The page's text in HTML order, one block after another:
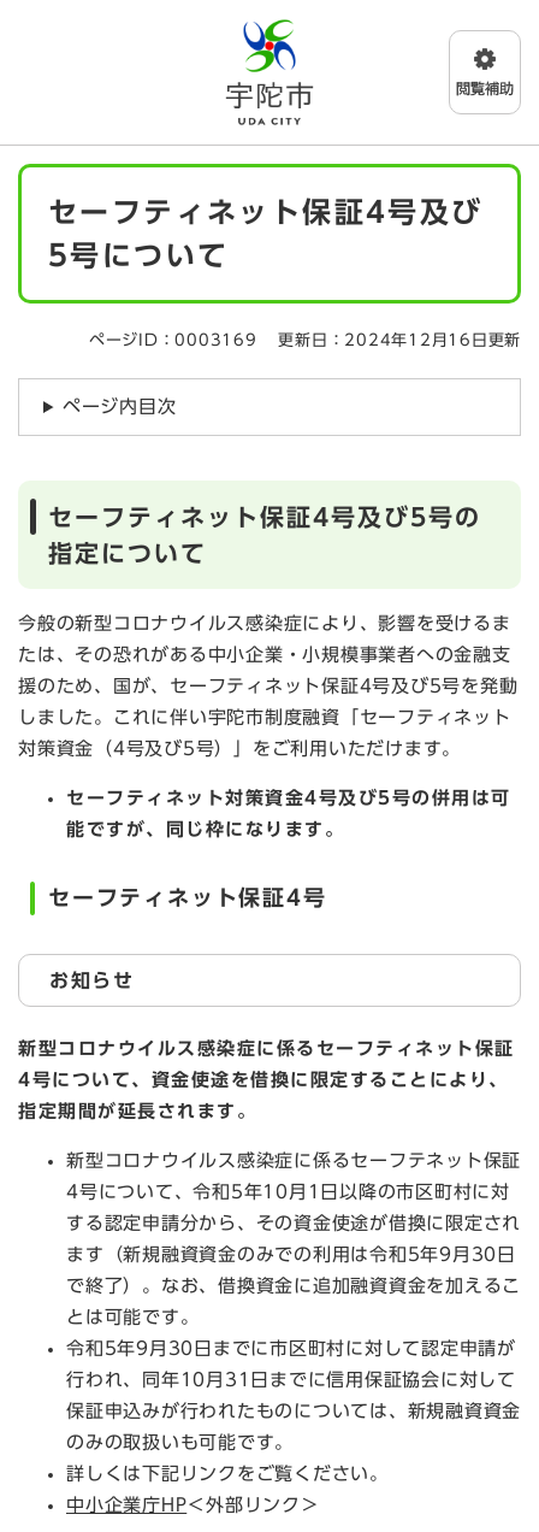
メニューを飛ばして本文へ
本
セーフティネット保証4号及び
5号について
ページID：0003169 更新日：2024年12月16日更新
ページ内目次
セーフティネット保証4号及び5号の
指定について
今般の新型コロナウイルス感染症により、影響を受けるま
たは、その恐れがある中小企業・小規模事業者への金融支
援のため、国が、セーフティネット保証4号及び5号を発動
しました。これに伴い宇陀市制度融資「セーフティネット
対策資金（4号及び5号）」をご利用いただけます。
セーフティネット対策資金4号及び5号の併用は可
能ですが、同じ枠になります。
セーフティネット保証4号
お知らせ
新型コロナウイルス感染症に係るセーフティネット保証
4号について、資金使途を借換に限定することにより、
指定期間が延長されます。
新型コロナウイルス感染症に係るセーフテネット保証
4号について、令和5年10月1日以降の市区町村に対
する認定申請分から、その資金使途が借換に限定され
ます（新規融資資金のみでの利用は令和5年9月30日
で終了）。なお、借換資金に追加融資資金を加えるこ
とは可能です。
令和5年9月30日までに市区町村に対して認定申請が
行われ、同年10月31日までに信用保証協会に対して
保証申込みが行われたものについては、新規融資資金
のみの取扱いも可能です。
詳しくは下記リンクをご覧ください。
中小企業庁HP＜外部リンク＞